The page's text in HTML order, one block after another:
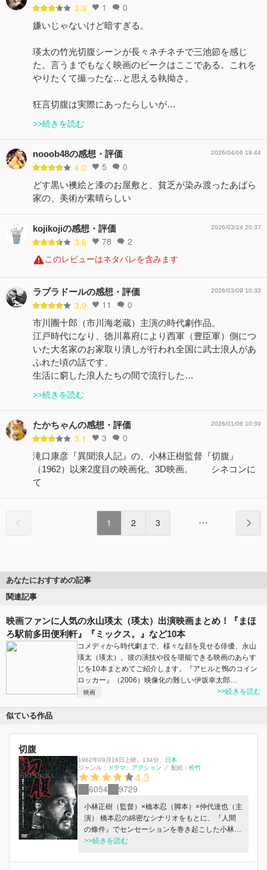
3.3 1 0
嫌いじゃないけど暗すぎる。
瑛太の竹光切腹シーンが長々ネチネチで三池節を感じ
た。言うまでもなく映画のピークはここである。これを
やりたくて撮ったな…と思える執拗さ。
狂言切腹は実際にあったらしいが…
>>続きを読む
nooob48の感想・評価
4.0 5 0
2026/04/06 19:44
どす黒い襖絵と漆のお屋敷と、貧乏が染み渡ったあばら
家の、美術が素晴らしい
kojikojiの感想・評価
3.6 78 2
2026/03/24 20:37
このレビューはネタバレを含みます
ラブラドールの感想・評価
3.9 11 0
2026/03/09 10:33
市川團十郎（市川海老蔵）主演の時代劇作品。
江戸時代になり、徳川幕府により西軍（豊臣軍）側につ
いた大名家のお家取り潰しが行われ全国に武士浪人があ
ふれた頃の話です。
生活に窮した浪人たちの間で流行した…
>>続きを読む
たかちゃんの感想・評価
3.1 3 0
2026/01/06 10:39
滝口康彦『異聞浪人記』の、小林正樹監督『切腹』
（1962）以来2度目の映画化。3D映画。 シネコンに
て
1 2 3
あなたにおすすめの記事
関連記事
映画ファンに人気の永山瑛太（瑛太）出演映画まとめ！『まほ
ろ駅前多田便利軒』『ミックス。』など10本
コメディから時代劇まで、様々な顔を見せる俳優、永山
瑛太（瑛太）。彼の演技や役を堪能できる映画のあらす
じを10本まとめてご紹介します。『アヒルと鴨のコイン
ロッカー』（2006）映像化の難しい伊坂幸太郎…
映画 >>続きを読む
似ている作品
切腹
1962年09月16日上映、 134分、 日本
ジャンル：
ドラマ アクション ／ 配給： 松竹
4.3
6054 9729
小林正樹（監督）×橋本忍（脚本）×仲代達也（主
演） 橋本忍の綿密なシナリオをもとに、『人間
の條件』でセンセーションを巻き起こした小林正
樹監督が、「静と動」、ダイナミックな殺陣シー
れた1963年のカンヌ映画祭で激賞された衝撃
>>続きを読む